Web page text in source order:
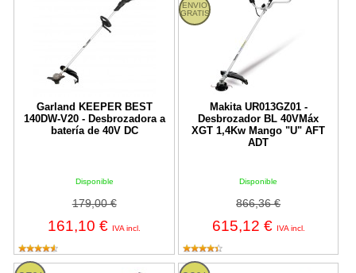
Garland KEEPER BEST
140DW-V20 - Desbrozadora a
batería de 40V DC
Disponible
179,00 €
161,10 € IVA incl.
ENVIO
GRATIS
Makita UR013GZ01 -
Desbrozador BL 40VMáx
XGT 1,4Kw Mango "U" AFT
ADT
Disponible
866,36 €
615,12 € IVA incl.